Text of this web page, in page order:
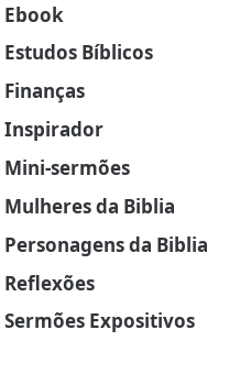
Ebook
Estudos Bíblicos
Finanças
Inspirador
Mini-sermões
Mulheres da Biblia
Personagens da Biblia
Reflexões
Sermões Expositivos